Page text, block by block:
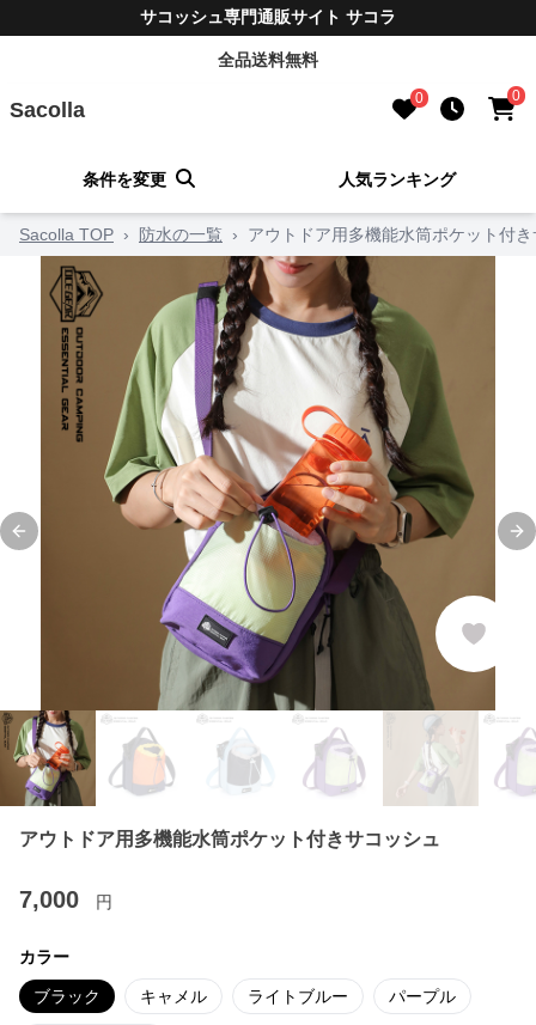
サコッシュ専門通販サイト サコラ
全品送料無料
Sacolla 0 0
条件を変更 人気ランキング
Sacolla TOP › 防水の一覧 › アウトドア用多機能水筒ポケット付
Previous slide
アウトドア用多機能水筒ポケット付きサコッシュ
7,000 円
カラー
ブラック キャメル ライトブルー パープル